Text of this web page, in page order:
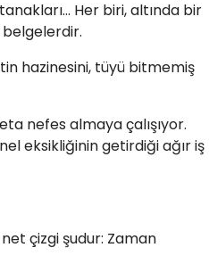
Her biri, altında bir
hazinesini, tüyü bitmemiş
nefes almaya çalışıyor.
eksikliğinin getirdiği ağır iş
çizgi şudur: Zaman